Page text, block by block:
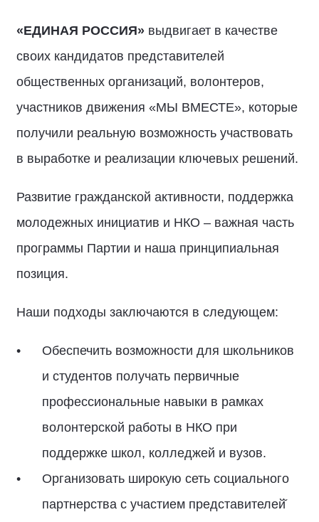
«ЕДИНАЯ РОССИЯ» выдвигает в качестве
своих кандидатов представителей
общественных организаций, волонтеров,
участников движения «МЫ ВМЕСТЕ», которые
получили реальную возможность участвовать
в выработке и реализации ключевых решений.
Развитие гражданской активности, поддержка
молодежных инициатив и НКО – важная часть
программы Партии и наша принципиальная
позиция.
Наши подходы заключаются в следующем:
Обеспечить возможности для школьников
и студентов получать первичные
профессиональные навыки в рамках
волонтерской работы в НКО при
поддержке школ, колледжей и вузов.
Организовать широкую сеть социального
партнерства с участием представителей̆